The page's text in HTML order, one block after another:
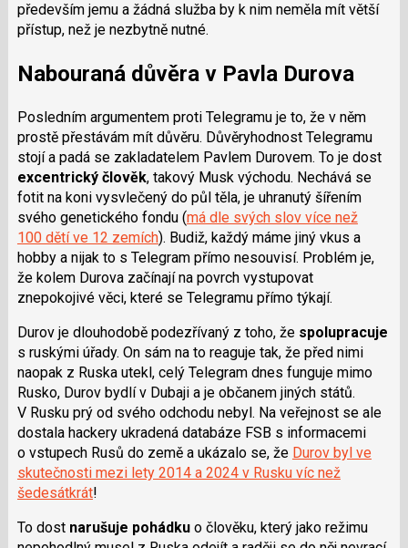
především jemu a žádná služba by k nim neměla mít větší
přístup, než je nezbytně nutné.
Nabouraná důvěra v Pavla Durova
Posledním argumentem proti Telegramu je to, že v něm
prostě přestávám mít důvěru. Důvěryhodnost Telegramu
stojí a padá se zakladatelem Pavlem Durovem. To je dost
excentrický člověk, takový Musk východu. Nechává se
fotit na koni vysvlečený do půl těla, je uhranutý šířením
svého genetického fondu (má dle svých slov více než
100 dětí ve 12 zemích). Budiž, každý máme jiný vkus a
hobby a nijak to s Telegram přímo nesouvisí. Problém je,
že kolem Durova začínají na povrch vystupovat
znepokojivé věci, které se Telegramu přímo týkají.
Durov je dlouhodobě podezřívaný z toho, že spolupracuje
s ruskými úřady. On sám na to reaguje tak, že před nimi
naopak z Ruska utekl, celý Telegram dnes funguje mimo
Rusko, Durov bydlí v Dubaji a je občanem jiných států.
V Rusku prý od svého odchodu nebyl. Na veřejnost se ale
dostala hackery ukradená databáze FSB s informacemi
o vstupech Rusů do země a ukázalo se, že Durov byl ve
skutečnosti mezi lety 2014 a 2024 v Rusku víc než
šedesátkrát!
To dost narušuje pohádkuo člověku, který jako režimu